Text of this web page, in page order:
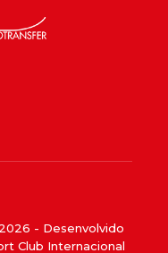
2026 - Desenvolvido
Club Internacional